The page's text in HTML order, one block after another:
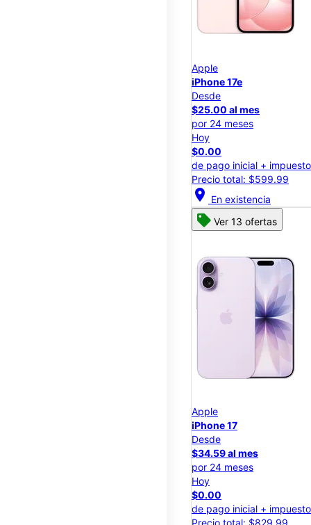
Apple
iPhone 17e
Desde
$25.00 al mes
por 24 meses
Hoy
$0.00
de pago inicial +
Precio total: $599.99
location_on En existencia
Ver 13 ofertas
Apple
iPhone 17
Desde
$34.59 al mes
por 24 meses
Hoy
$0.00
de pago inicial +
Precio total: $829.99